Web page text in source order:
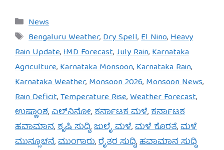
Categories
News
Tags
Bengaluru Weather,Dry Spell,El Nino,Heavy
Rain Update,IMD Forecast,July Rain,Karnataka
Agriculture,Karnataka Monsoon,Karnataka Rain,
Karnataka Weather,Monsoon 2026,Monsoon News,
Rain Deficit,Temperature Rise,Weather Forecast,
ಉಷ್ಣಾಂಶ,ಎಲ್‌ನಿನೋ,ಕರ್ನಾಟಕ ಮಳೆ,ಕರ್ನಾಟಕ
ಹವಾಮಾನ,ಕೃಷಿ ಸುದ್ದಿ,ಜುಲೈ ಮಳೆ,ಮಳೆ ಕೊರತೆ,ಮಳೆ
ಮುನ್ಸೂಚನೆ,ಮುಂಗಾರು,ರೈತರ ಸುದ್ದಿ,ಹವಾಮಾನ ಸುದ್ದಿ